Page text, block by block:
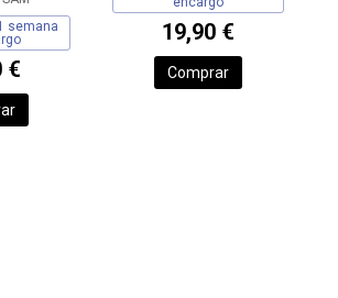
semana
€
19,90 €
Comprar